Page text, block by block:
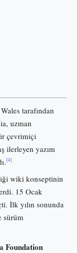
tarafından
uzman
çevrimiçi
ilerleyen yazım
[4]
wiki konseptinin
15 Ocak
İlk yılın sonunda
sürüm
Foundation